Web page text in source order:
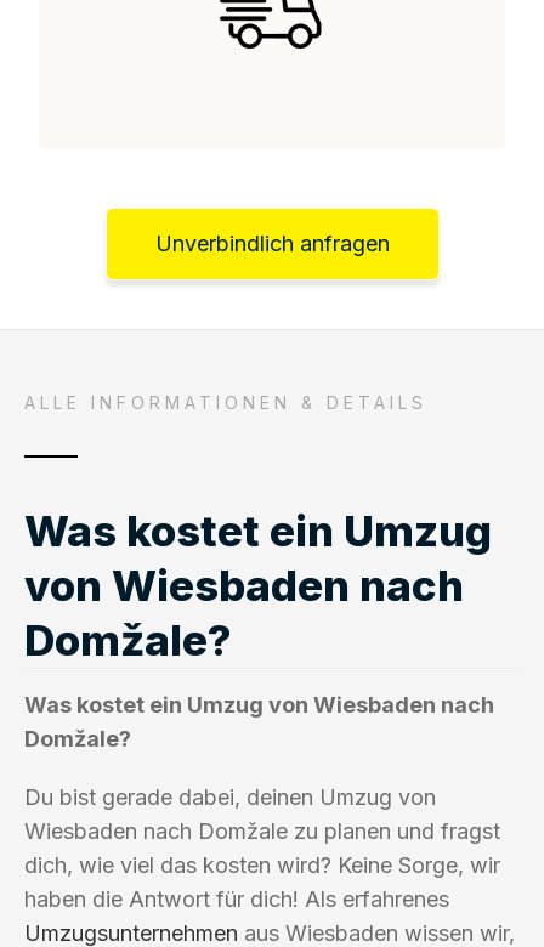
Unverbindlich anfragen
ALLE INFORMATIONEN & DETAILS
Was kostet ein Umzug
von Wiesbaden nach
Domžale?
Was kostet ein Umzug von Wiesbaden nach
Domžale?
Du bist gerade dabei, deinen Umzug von
Wiesbaden nach Domžale zu planen und fragst
dich, wie viel das kosten wird? Keine Sorge, wir
haben die Antwort für dich! Als erfahrenes
Umzugsunternehmen aus Wiesbaden wissen wir,